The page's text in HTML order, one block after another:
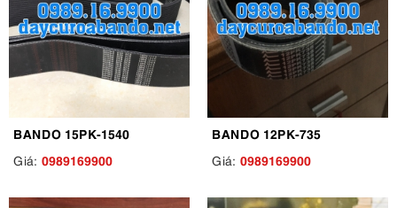
BANDO 15PK-1540
Giá: 0989169900
BANDO 12PK-735
Giá: 0989169900